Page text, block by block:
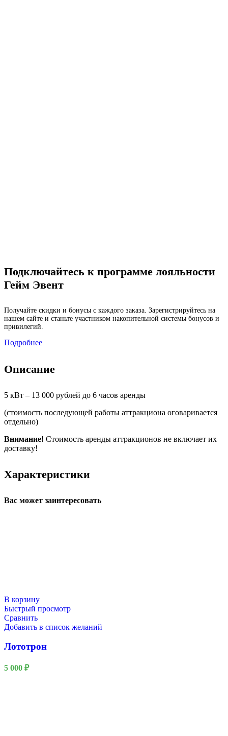
Подключайтесь к программе лояльности
Гейм Эвент
Получайте скидки и бонусы с каждого заказа. Зарегистрируйтесь на
нашем сайте и станьте участником накопительной системы бонусов и
привилегий.
Подробнее
Описание
5 кВт – 13 000 рублей до 6 часов аренды
(стоимость последующей работы аттракциона оговаривается
отдельно)
Внимание! Стоимость аренды аттракционов не включает их
доставку!
Характеристики
Вас может заинтересовать
В корзину
Быстрый просмотр
Сравнить
Добавить в список желаний
Лототрон
5 000 ₽